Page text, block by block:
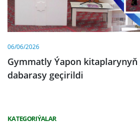
06/06/2026
Gymmatly Ýapon
dabarasy geçirildi
KATEGORIÝALAR